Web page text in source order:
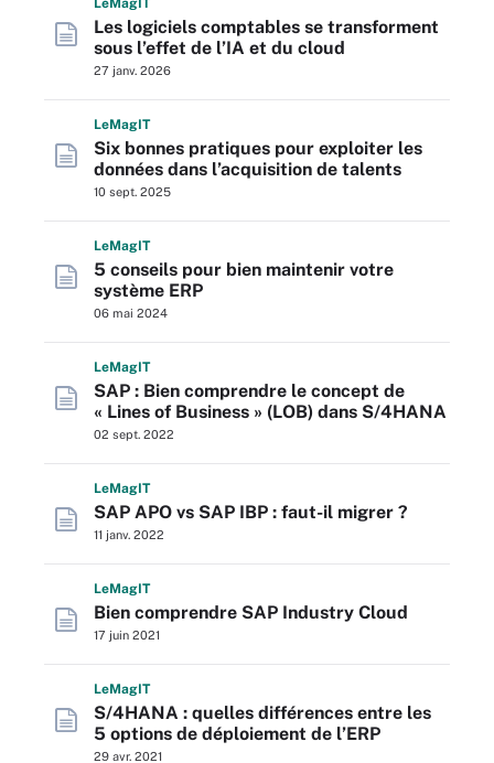
LeMagIT
Les logiciels comptables se transforment
sous l’effet de l’IA et du cloud
27 janv. 2026
LeMagIT
Six bonnes pratiques pour exploiter les
données dans l’acquisition de talents
10 sept. 2025
LeMagIT
5 conseils pour bien maintenir votre
système ERP
06 mai 2024
LeMagIT
SAP : Bien comprendre le concept de
« Lines of Business » (LOB) dans S/4HANA
02 sept. 2022
LeMagIT
SAP APO vs SAP IBP : faut-il migrer ?
11 janv. 2022
LeMagIT
Bien comprendre SAP Industry Cloud
17 juin 2021
LeMagIT
S/4HANA : quelles différences entre les
5 options de déploiement de l’ERP
29 avr. 2021